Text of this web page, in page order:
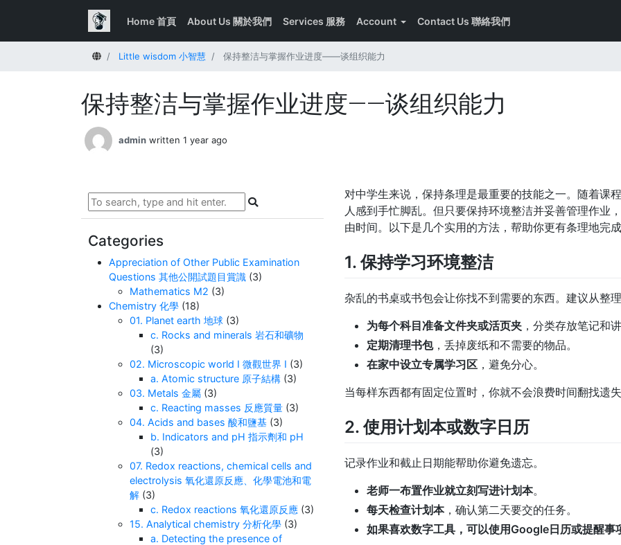
Home 首頁 About Us 關於我們 Services 服務 Account Contact Us 聯絡我們
HomeLittle wisdom 小智慧 保持整洁与掌握作业进度——谈组织能力
保持整洁与掌握作业进度——谈组织能力
admin written 1 year ago
对中学生来说，保持条理是最重要的技能之一。随着课
人感到手忙脚乱。但只要保持环境整洁并妥善管理作业
由时间。以下是几个实用的方法，帮助你更有条理地完成
1. 保持学习环境整洁
杂乱的书桌或书包会让你找不到需要的东西。建议从整
为每个科目准备文件夹或活页夹 ，分类存放笔记和讲
定期清理书包，丢掉废纸和不需要的物品。
在家中设立专属学习区 ，避免分心。
当每样东西都有固定位置时，你就不会浪费时间翻找遗失
2. 使用计划本或数字日历
记录作业和截止日期能帮助你避免遗忘。
老师一布置作业就立刻写进计划本。
每天检查计划本，确认第二天要交的任务。
如果喜欢数字工具，可以使用Google日历或提醒事
Categories
Appreciation of Other Public Examination
Questions 其他公開試題目賞識 (3)
Mathematics M2 (3)
Chemistry 化學 (18)
01. Planet earth 地球 (3)
c. Rocks and minerals 岩石和礦物
(3)
02. Microscopic world I 微觀世界 I (3)
a. Atomic structure 原子結構 (3)
03. Metals 金屬 (3)
c. Reacting masses 反應質量 (3)
04. Acids and bases 酸和鹽基 (3)
b. Indicators and pH 指示劑和 pH
(3)
07. Redox reactions, chemical cells and
electrolysis 氧化還原反應、化學電池和電
解 (3)
c. Redox reactions 氧化還原反應 (3)
15. Analytical chemistry 分析化學 (3)
a. Detecting the presence of